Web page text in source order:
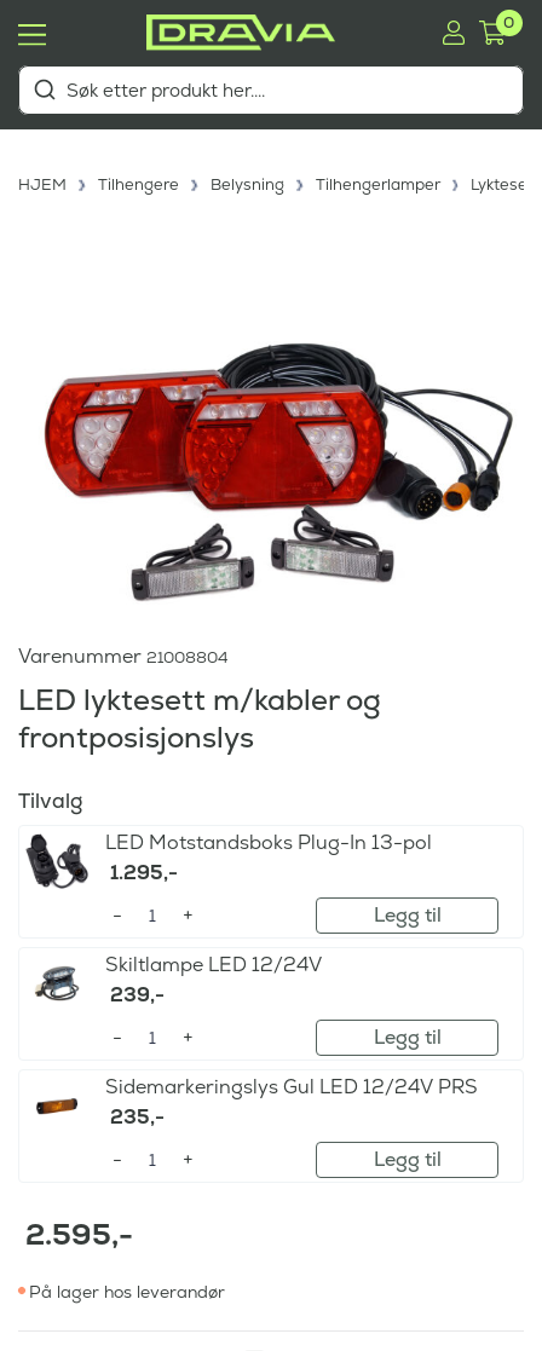
0
HJEM Tilhengere Belysning Tilhengerlamper Lyktesett
Varenummer 21008804
LED lyktesett m/kabler og
frontposisjonslys
Tilvalg
LED Motstandsboks Plug-In 13-pol
1.295,-
Legg til
Skiltlampe LED 12/24V
239,-
Legg til
Sidemarkeringslys Gul LED 12/24V PRS
235,-
Legg til
2.595,-
På lager hos leverandør